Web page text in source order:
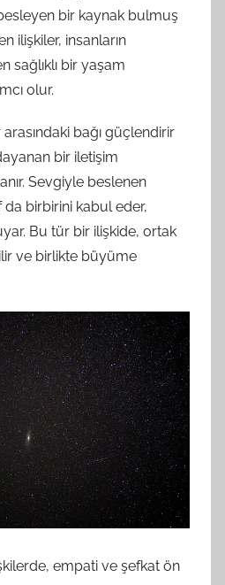
bir kaynak bulmuş
ilişkiler, insanların
sağlıklı bir yaşam
olur.
bağı güçlendirir
bir iletişim
Sevgiyle beslenen
da birbirini kabul eder,
Bu tür bir ilişkide, ortak
ve birlikte büyüme
empati ve şefkat ön